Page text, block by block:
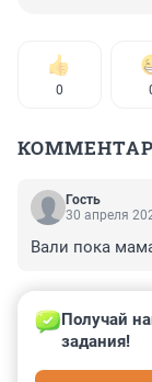
0
Гость
30 апреля
Вали пока
Гость
30 апреля
Не надо
Получай
задания!